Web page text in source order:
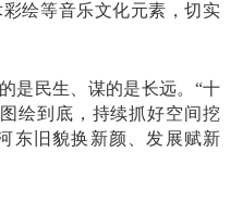
绘等音乐文化元素，切实
是民生、谋的是长远。“十
绘到底，持续抓好空间挖
东旧貌换新颜、发展赋新